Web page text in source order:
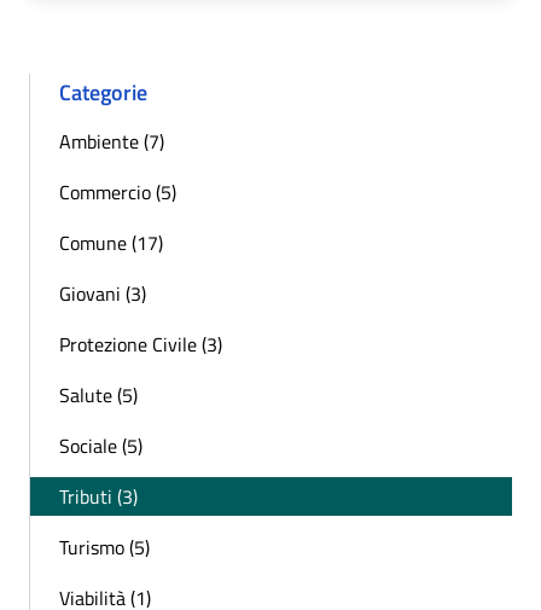
Categorie
Ambiente (7)
Commercio (5)
Comune (17)
Giovani (3)
Protezione Civile (3)
Salute (5)
Sociale (5)
Tributi (3)
Turismo (5)
Viabilità (1)